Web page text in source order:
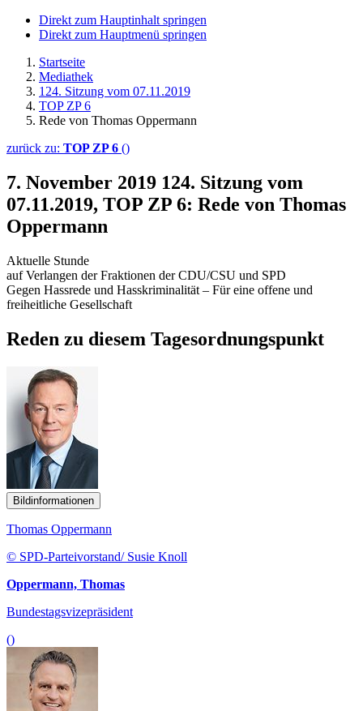
Direkt zum Hauptinhalt springen
Direkt zum Hauptmenü springen
Startseite
Mediathek
124. Sitzung vom 07.11.2019
TOP ZP 6
Rede von Thomas Oppermann
zurück zu: TOP ZP 6 ()
7. November 2019 124. Sitzung vom
07.11.2019, TOP ZP 6: Rede von Thomas
Oppermann
Aktuelle Stunde
auf Verlangen der Fraktionen der CDU/CSU und SPD
Gegen Hassrede und Hasskriminalität – Für eine offene und
freiheitliche Gesellschaft
Reden zu diesem Tagesordnungspunkt
Bildinformationen
Thomas Oppermann
© SPD-Parteivorstand/ Susie Knoll
Oppermann, Thomas
Bundestagsvizepräsident
()